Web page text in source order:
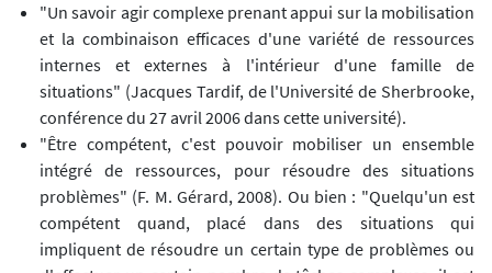
"Un savoir agir complexe prenant appui sur la mobilisation
et la combinaison efficaces d'une variété de ressources
internes et externes à l'intérieur d'une famille de
situations" (Jacques Tardif, de l'Université de Sherbrooke,
conférence du 27 avril 2006 dans cette université).
"Être compétent, c'est pouvoir mobiliser un ensemble
intégré de ressources, pour résoudre des situations
problèmes" (F. M. Gérard, 2008). Ou bien : "Quelqu'un est
compétent quand, placé dans des situations qui
impliquent de résoudre un certain type de problèmes ou